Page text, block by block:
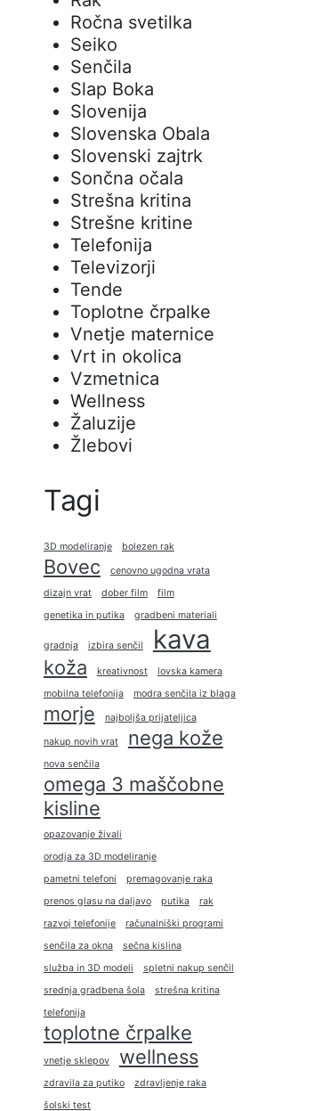
Ročna svetilka
Seiko
Senčila
Slap Boka
Slovenija
Slovenska Obala
Slovenski zajtrk
Sončna očala
Strešna kritina
Strešne kritine
Telefonija
Televizorji
Tende
Toplotne črpalke
Vnetje maternice
Vrt in okolica
Vzmetnica
Wellness
Žaluzije
Žlebovi
Tagi
3D modeliranje bolezen rak
Bovec
cenovno ugodna vrata
dizajn vrat
dober film
film
genetika in putika
gradbeni materiali
gradnja izbira senčil kava
koža kreativnost
lovska kamera
mobilna telefonija
modra senčila iz blaga
morje najboljša prijateljica
nakup novih vrat nega kože
nova senčila
omega 3 maščobne
kisline
opazovanje živali
orodja za 3D modeliranje
pametni telefoni
premagovanje raka
prenos glasu na daljavo
putika
rak
razvoj telefonije
računalniški programi
senčila za okna
sečna kislina
služba in 3D modeli
spletni nakup senčil
srednja gradbena šola
strešna kritina
telefonija
toplotne črpalke
vnetje sklepov wellness
zdravila za putiko
zdravljenje raka
šolski test